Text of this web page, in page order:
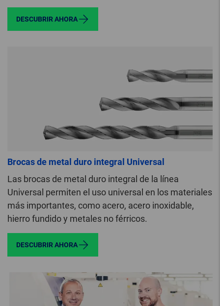
DESCUBRIR AHORA
Brocas de metal duro integral Universal
Las brocas de metal duro integral de la línea
Universal permiten el uso universal en los materiales
más importantes, como acero, acero inoxidable,
hierro fundido y metales no férricos.
DESCUBRIR AHORA